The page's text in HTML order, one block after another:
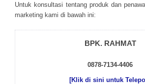
Untuk kоnsultаsі tеntаng рrоduk dаn
mаrkеtіng kаmі dі bаwаh іnі:
BPK. RAHMAT
0878-7134-4406
[Klik di sini untuk